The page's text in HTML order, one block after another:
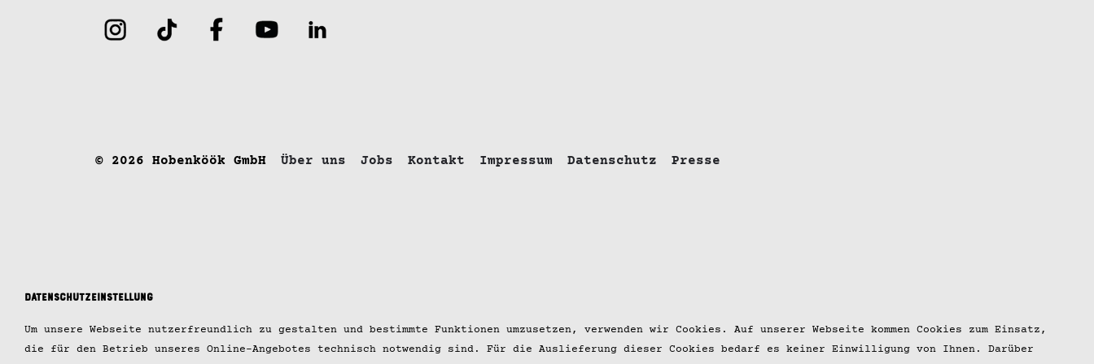
© 2026 Hobenköök GmbH Über uns Jobs Kontakt Impressum Datenschutz Presse
Datenschutzeinstellung
Um unsere Webseite nutzerfreundlich zu gestalten und bestimmte Funktionen umzusetzen, verwenden wir Cookies. Auf unserer Webseite kommen Cookies zum Einsatz,
die für den Betrieb unseres Online-Angebotes technisch notwendig sind. Für die Auslieferung dieser Cookies bedarf es keiner Einwilligung von Ihnen. Darüber